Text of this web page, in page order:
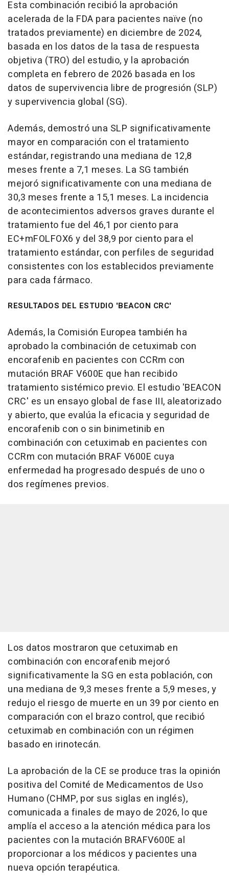
Esta combinación recibió la aprobación
acelerada de la FDA para pacientes naïve (no
tratados previamente) en diciembre de 2024,
basada en los datos de la tasa de respuesta
objetiva (TRO) del estudio, y la aprobación
completa en febrero de 2026 basada en los
datos de supervivencia libre de progresión (SLP)
y supervivencia global (SG).
Además, demostró una SLP significativamente
mayor en comparación con el tratamiento
estándar, registrando una mediana de 12,8
meses frente a 7,1 meses. La SG también
mejoró significativamente con una mediana de
30,3 meses frente a 15,1 meses. La incidencia
de acontecimientos adversos graves durante el
tratamiento fue del 46,1 por ciento para
EC+mFOLFOX6 y del 38,9 por ciento para el
tratamiento estándar, con perfiles de seguridad
consistentes con los establecidos previamente
para cada fármaco.
RESULTADOS DEL ESTUDIO 'BEACON CRC'
Además, la Comisión Europea también ha
aprobado la combinación de cetuximab con
encorafenib en pacientes con CCRm con
mutación BRAF V600E que han recibido
tratamiento sistémico previo. El estudio 'BEACON
CRC' es un ensayo global de fase III, aleatorizado
y abierto, que evalúa la eficacia y seguridad de
encorafenib con o sin binimetinib en
combinación con cetuximab en pacientes con
CCRm con mutación BRAF V600E cuya
enfermedad ha progresado después de uno o
dos regímenes previos.
Los datos mostraron que cetuximab en
combinación con encorafenib mejoró
significativamente la SG en esta población, con
una mediana de 9,3 meses frente a 5,9 meses, y
redujo el riesgo de muerte en un 39 por ciento en
comparación con el brazo control, que recibió
cetuximab en combinación con un régimen
basado en irinotecán.
La aprobación de la CE se produce tras la opinión
positiva del Comité de Medicamentos de Uso
Humano (CHMP, por sus siglas en inglés),
comunicada a finales de mayo de 2026, lo que
amplía el acceso a la atención médica para los
pacientes con la mutación BRAFV600E al
proporcionar a los médicos y pacientes una
nueva opción terapéutica.